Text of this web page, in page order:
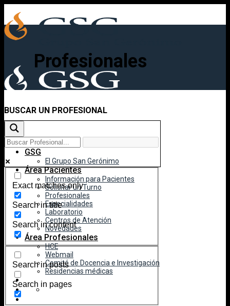
content
Inicio
GSG
El Grupo San Gerónimo
Área Pacientes
Información para Pacientes
Solicitar un Turno
Profesionales
Especialidades
Laboratorio
Centros de Atención
Novedades
Área Profesionales
HCE
Webmail
Comité de Docencia e Investigación
Residencias médicas
Profesionales
BUSCAR UN PROFESIONAL
Exact matches only
Search in title
Search in content
Search in posts
Search in pages